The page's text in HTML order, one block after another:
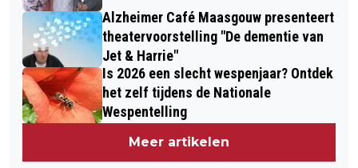
Alzheimer Café Maasgouw presenteert
theatervoorstelling "De dementie van
Jet & Harrie"
Is 2026 een slecht wespenjaar? Ontdek
het zelf tijdens de Nationale
Wespentelling
Meer artikelen